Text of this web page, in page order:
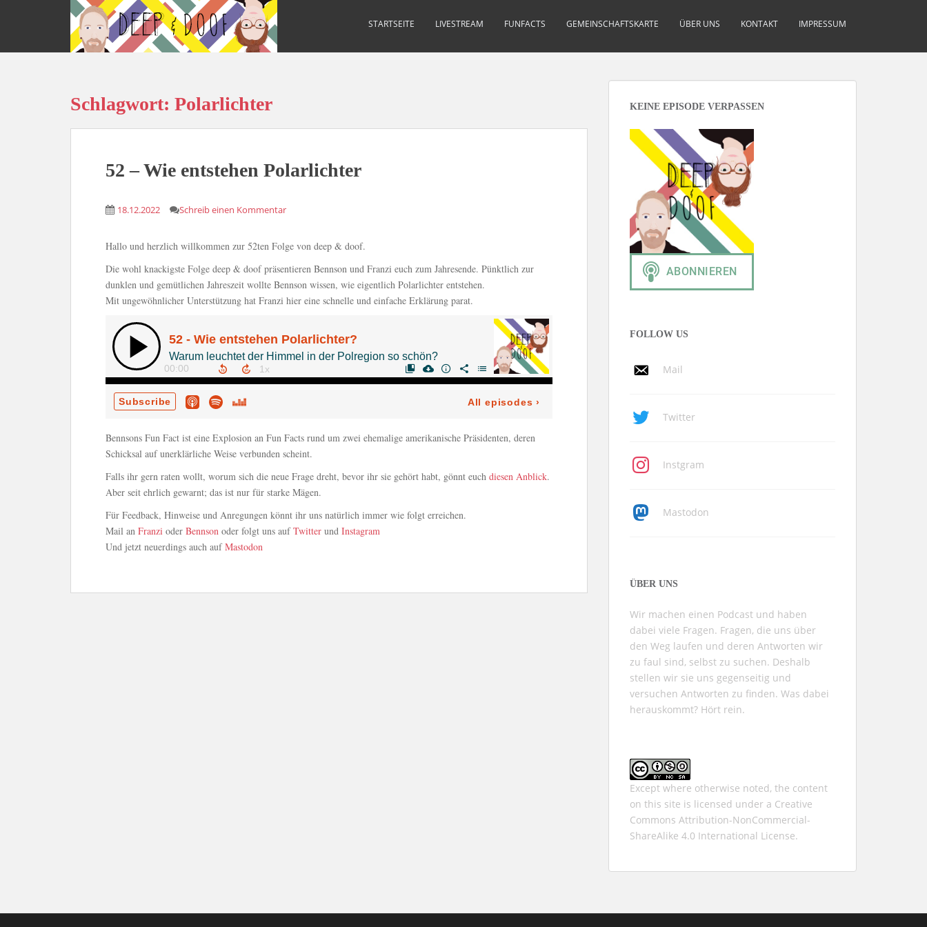
p
STARTSEITE LIVESTREAM FUNFACTS GEMEINSCHAFTSKARTE ÜBER UNS KONTAKT IMPRESSUM
Schlagwort: Polarlichter
52 – Wie entstehen Polarlichter
18.12.2022 Schreib einen Kommentar
Hallo und herzlich willkommen zur 52ten Folge von deep & doof.
Die wohl knackigste Folge deep & doof präsentieren Bennson und Franzi euch zum Jahresende. Pünktlich zur
dunklen und gemütlichen Jahreszeit wollte Bennson wissen, wie eigentlich Polarlichter entstehen.
Mit ungewöhnlicher Unterstützung hat Franzi hier eine schnelle und einfache Erklärung parat.
Bennsons Fun Fact ist eine Explosion an Fun Facts rund um zwei ehemalige amerikanische Präsidenten, deren
Schicksal auf unerklärliche Weise verbunden scheint.
Falls ihr gern raten wollt, worum sich die neue Frage dreht, bevor ihr sie gehört habt, gönnt euch diesen Anblick.
Aber seit ehrlich gewarnt; das ist nur für starke Mägen.
Für Feedback, Hinweise und Anregungen könnt ihr uns natürlich immer wie folgt erreichen.
Mail an Franzi oder Bennson oder folgt uns aufTwitter und Instagram
Und jetzt neuerdings auch aufMastodon
KEINE EPISODE VERPASSEN
FOLLOW US
Mail
Twitter
Instgram
Mastodon
ÜBER UNS
Wir machen einen Podcast und haben
dabei viele Fragen. Fragen, die uns über
den Weg laufen und deren Antworten wir
zu faul sind, selbst zu suchen. Deshalb
stellen wir sie uns gegenseitig und
versuchen Antworten zu finden. Was dabei
herauskommt? Hört rein.
Except where otherwise noted, the content
on this site is licensed under a Creative
Commons Attribution-NonCommercial-
ShareAlike 4.0 International License.